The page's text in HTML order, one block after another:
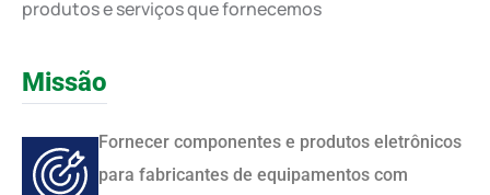
produtos e serviços que fornecemos
Missão
Fornecer componentes e produtos eletrônicos
para fabricantes de equipamentos com